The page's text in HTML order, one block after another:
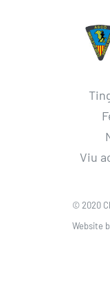
Viu
© 2020
Website